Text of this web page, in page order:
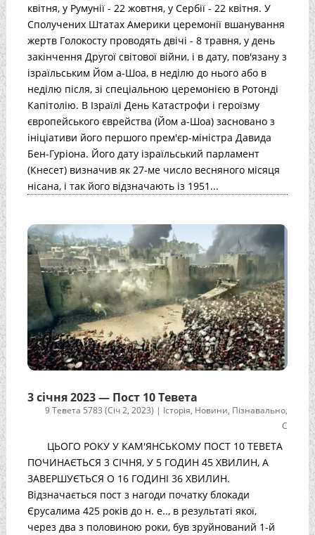
квітня, у Румунії - 22 жовтня, у Сербії - 22 квітня. У
Сполучених Штатах Америки церемонії вшанування
жертв Голокосту проводять двічі - 8 травня, у день
закінчення Другої світової війни, і в дату, пов'язану з
ізраїльським Йом а-Шоа, в неділю до нього або в
неділю після, зі спеціальною церемонією в Ротонді
Капітолію. В Ізраїлі День Катастрофи і героїзму
європейського єврейства (Йом а-Шоа) засновано з
ініціативи його першого прем'єр-міністра Давида
Бен-Гуріона. Його дату ізраїльський парламент
(Кнесет) визначив як 27-ме число весняного місяця
нісана, і так його відзначають із 1951...
3 січня 2023 — Пост 10 Тевета
9 Тевета 5783 (Січ 2, 2023) | Історія, Новини, Пізнавально,
С
ЦЬОГО РОКУ У КАМ'ЯНСЬКОМУ ПОСТ 10 ТЕВЕТА
ПОЧИНАЄТЬСЯ 3 СІЧНЯ, У 5 ГОДИН 45 ХВИЛИН, А
ЗАВЕРШУЄТЬСЯ О 16 ГОДИНІ 36 ХВИЛИН.
Відзначається пост з нагоди початку блокади
Єрусалима 425 років до н. е.., в результаті якої,
через два з половиною роки, був зруйнований 1-й